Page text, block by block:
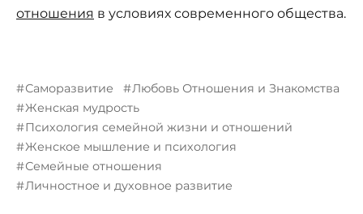
отношения в условиях современного общества.
Саморазвитие
Любовь Отношения и Знакомства
Женская мудрость
Психология семейной жизни и отношений
Женское мышление и психология
Семейные отношения
Личностное и духовное развитие